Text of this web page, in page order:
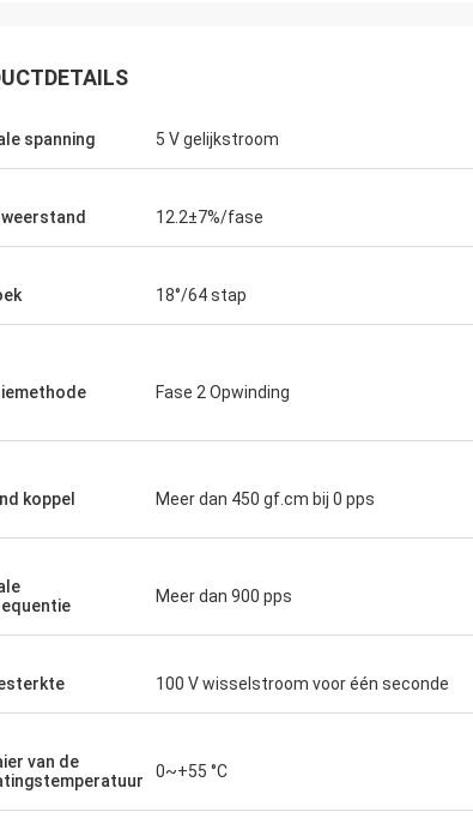
David Molevelt
en duidelijke mededeling.
waar toegevoegd aan
De bestuurderswerken als
Buildstorm
Het productwerk
antwoordt zeer
van een het kopen
spanning 5 V gelijkstroom
12.2±7%/fase
18°/64 stap
Fase 2 Opwinding
koppel Meer dan 450 gf.cm bij 0 pps
Meer dan 900 pps
100 V wisselstroom voor één seconde
van de
0~+55 °C